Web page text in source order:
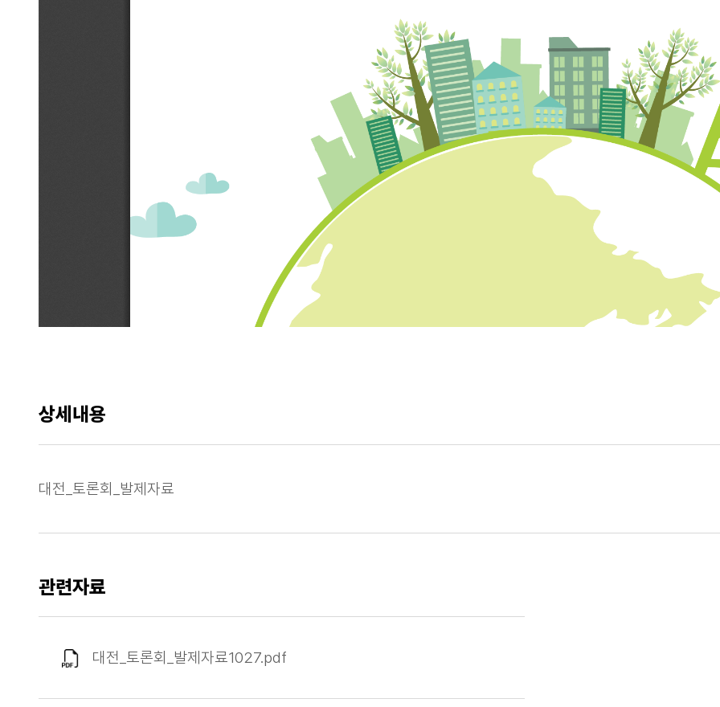
상세내용
대전_토론회_발제자료
관련자료
대전_토론회_발제자료1027.pdf